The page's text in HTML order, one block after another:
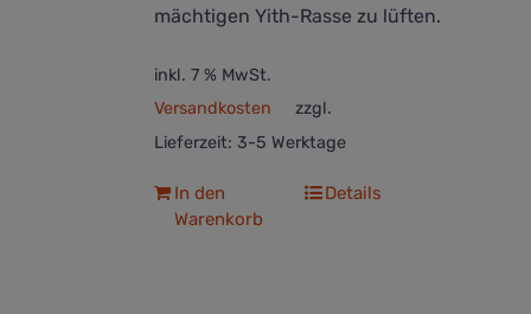
mächtigen Yith-Rasse zu lüften.
inkl. 7 % MwSt.
zzgl.
Versandkosten
Lieferzeit: 3-5 Werktage
In den
Warenkorb
Details